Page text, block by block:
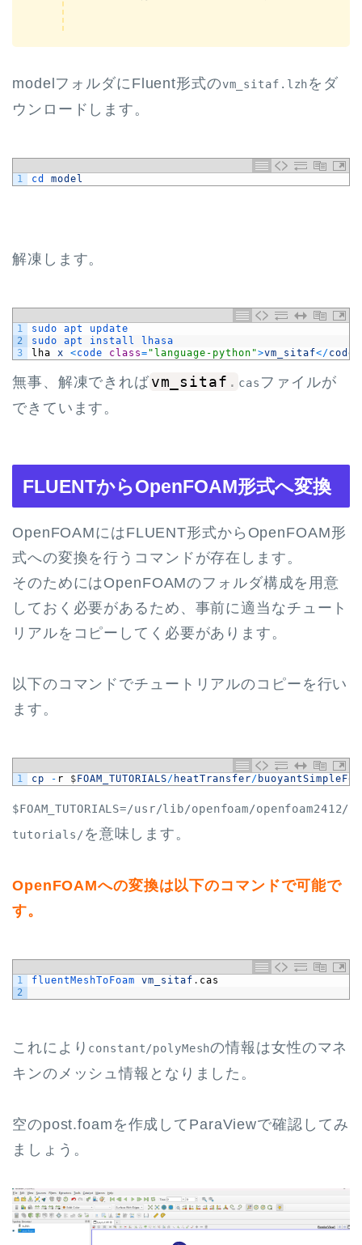
modelフォルダにFluent形式のvm_sitaf.lzhをダ
ウンロードします。
1 cd model
解凍します。
1
2
3
sudo apt update
sudo apt install lhasa
lha
x <code class= "language-python">vm_sitaf</code
無事、解凍できればvm_sitaf . cas ファイルが
できています。
FLUENTからOpenFOAM形式へ変換
OpenFOAMにはFLUENT形式からOpenFOAM形
式への変換を行うコマンドが存在します。
そのためにはOpenFOAMのフォルダ構成を用意
しておく必要があるため、事前に適当なチュート
リアルをコピーしてく必要があります。
以下のコマンドでチュートリアルのコピーを行い
ます。
1 cp - r $ FOAM_TUTORIALS/ heatTransfer/
$FOAM_TUTORIALS=/usr/lib/openfoam/openfoam2412/
tutorials/を意味します。
OpenFOAMへの変換は以下のコマンドで可能で
す。
1
2
fluentMeshToFoam vm_sitaf . cas
これにより constant/polyMeshの情報は女性のマネ
キンのメッシュ情報となりました。
空のpost.foamを作成してParaViewで確認してみ
ましょう。